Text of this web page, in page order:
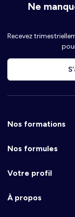
Ne
Recevez
Nos formations
Nos formules
Votre profil
À propos